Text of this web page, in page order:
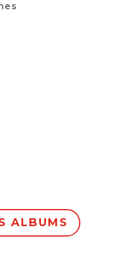
ALBUMS